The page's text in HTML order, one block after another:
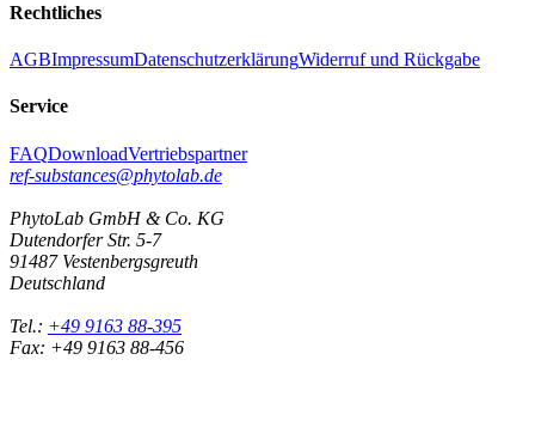
Rechtliches
AGBImpressumDatenschutzerklärungWiderruf und Rückgabe
Service
FAQDownloadVertriebspartner
ref-substances@phytolab.de
PhytoLab GmbH & Co. KG
Dutendorfer Str. 5-7
91487 Vestenbergsgreuth
Deutschland
Tel.: +49 9163 88-395
Fax: +49 9163 88-456